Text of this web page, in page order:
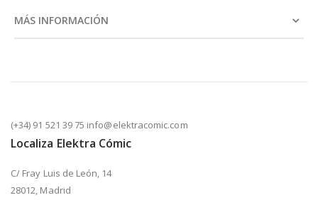
MÁS INFORMACIÓN
(+34) 91 521 39 75 info@elektracomic.com
Localiza Elektra Cómic
C/ Fray Luis de León, 14
28012, Madrid